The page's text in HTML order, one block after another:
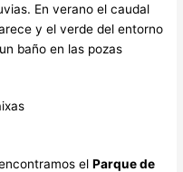
En verano el caudal
y el verde del entorno
baño en las pozas
elParque de